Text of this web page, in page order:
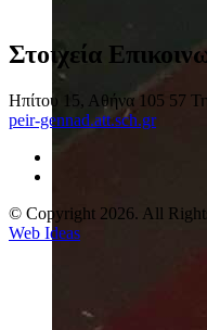
Στοιχεία
Ηπίτου 15, Αθήνα 105 57
peir-gennad.att.sch.gr
© Copyright 2026. All
Web Ideas